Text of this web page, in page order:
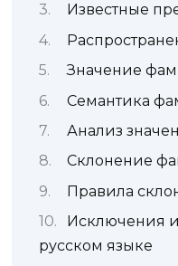
Известные
Значение
Семантика
Анализ
Склонение
Правила
Исключения
русском языке